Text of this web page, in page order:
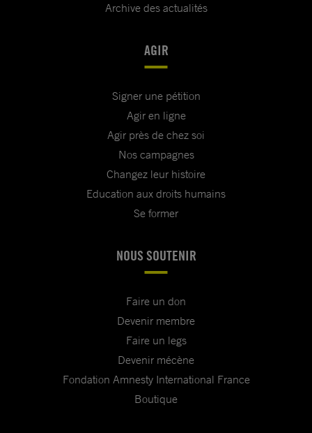
Archive des actualités
AGIR
Signer une pétition
Agir en ligne
Agir près de chez soi
Nos campagnes
Changez leur histoire
Education aux droits humains
Se former
NOUS SOUTENIR
Faire un don
Devenir membre
Faire un legs
Devenir mécène
Fondation Amnesty International France
Boutique